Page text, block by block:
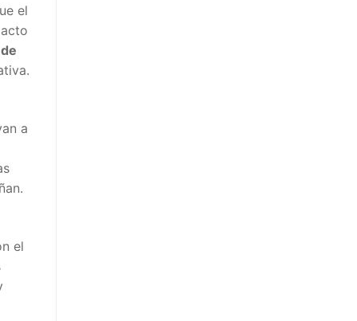
el
a
el